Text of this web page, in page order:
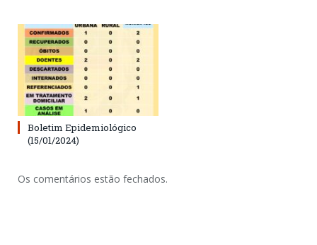
Boletim Epidemiológico
(15/01/2024)
Os comentários estão fechados.